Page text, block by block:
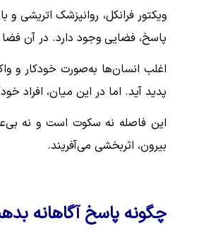
ویکتور فرانکل، روانپزشک اتریشی
پاسخ، فضایی وجود دارد. در آن
اغلب انسان‌ها به‌صورت خودکار و
پدید آید. اما در این میان، افراد
این فاصله نه سکوت است و نه
بیرون، اثربخشی می‌آفریند.
چگونه پاسخ آگاهانه